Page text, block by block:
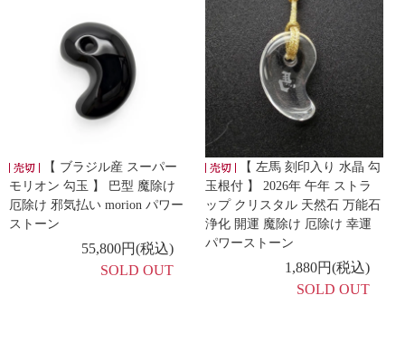
【 ブラジル産 スーパー
モリオン 勾玉 】 巴型 魔除け
厄除け 邪気払い morion パワー
ストーン
55,800円(税込)
SOLD OUT
【 左馬 刻印入り 水晶 勾
玉根付 】 2026年 午年 ストラ
ップ クリスタル 天然石 万能石
浄化 開運 魔除け 厄除け 幸運
パワーストーン
1,880円(税込)
SOLD OUT